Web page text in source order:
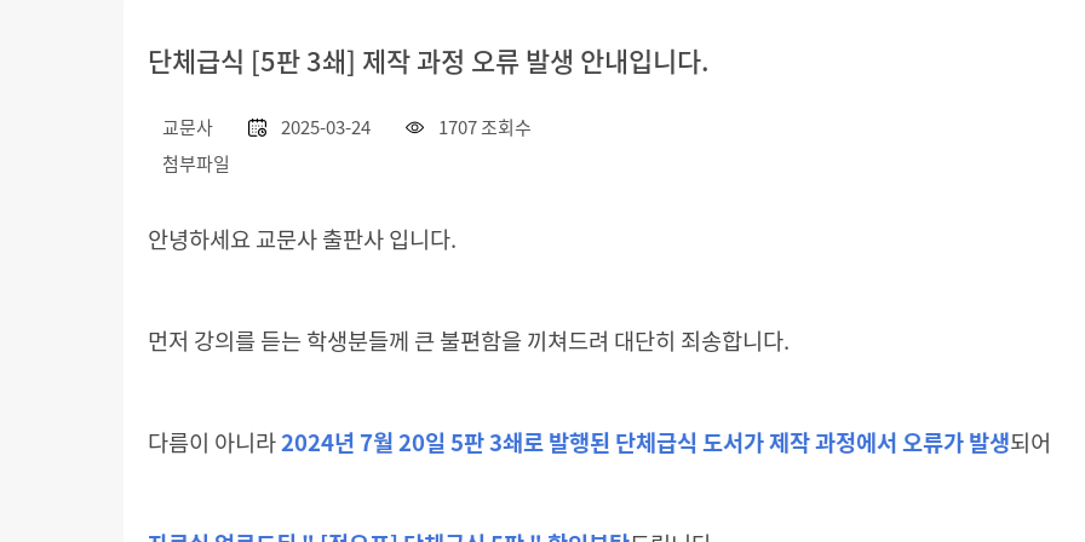
단체급식 [5판 3쇄] 제작 과정 오류 발생 안내입니다.
교문사 2025-03-24
1707 조회수
첨부파일
안녕하세요 교문사 출판사 입니다.
먼저 강의를 듣는 학생분들께 큰 불편함을 끼쳐드려 대단히 죄송합니다.
다름이 아니라2024년 7월 20일 5판 3쇄로 발행된 단체급식 도서가 제작 과정에서 오류가 발생되어